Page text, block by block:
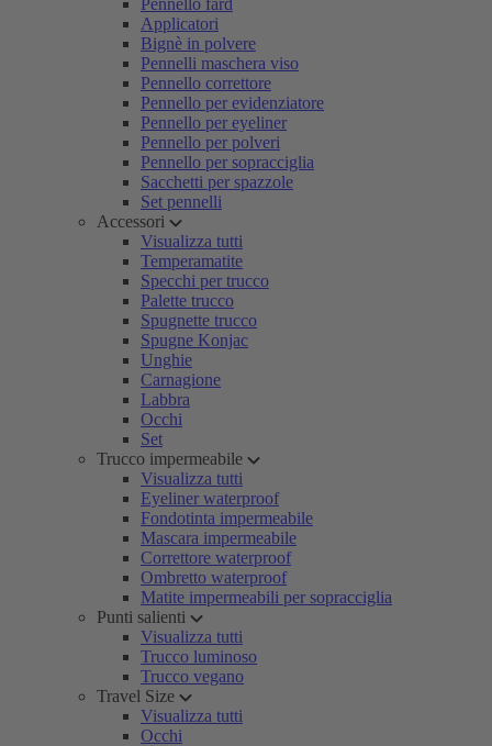
Pennello fard
Applicatori
Bignè in polvere
Pennelli maschera viso
Pennello correttore
Pennello per evidenziatore
Pennello per eyeliner
Pennello per polveri
Pennello per sopracciglia
Sacchetti per spazzole
Set pennelli
Accessori
Visualizza tutti
Temperamatite
Specchi per trucco
Palette trucco
Spugnette trucco
Spugne Konjac
Unghie
Carnagione
Labbra
Occhi
Set
Trucco impermeabile
Visualizza tutti
Eyeliner waterproof
Fondotinta impermeabile
Mascara impermeabile
Correttore waterproof
Ombretto waterproof
Matite impermeabili per sopracciglia
Punti salienti
Visualizza tutti
Trucco luminoso
Trucco vegano
Travel Size
Visualizza tutti
Occhi